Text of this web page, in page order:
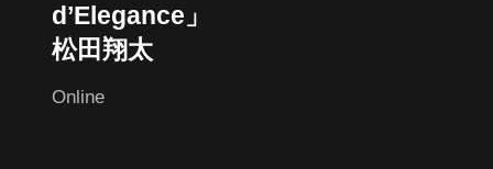
d’Elegance」
松田翔太
Online